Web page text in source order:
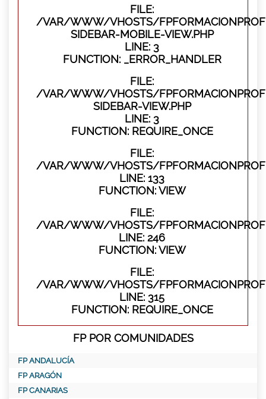
FILE:
/VAR/WWW/VHOSTS/
SIDEBAR-MOBILE-VIEW.PHP
LINE: 3
FUNCTION: _ERROR_HANDLER
FILE:
/VAR/WWW/VHOSTS/
SIDEBAR-VIEW.PHP
LINE: 3
FUNCTION: REQUIRE_ONCE
FILE:
/VAR/WWW/VHOSTS/
LINE: 133
FUNCTION: VIEW
FILE:
/VAR/WWW/VHOSTS/
LINE: 246
FUNCTION: VIEW
FILE:
/VAR/WWW/VHOSTS/
LINE: 315
FUNCTION: REQUIRE_ONCE
FP POR COMUNIDADES
FP ANDALUCÍA
FP ARAGÓN
FP CANARIAS